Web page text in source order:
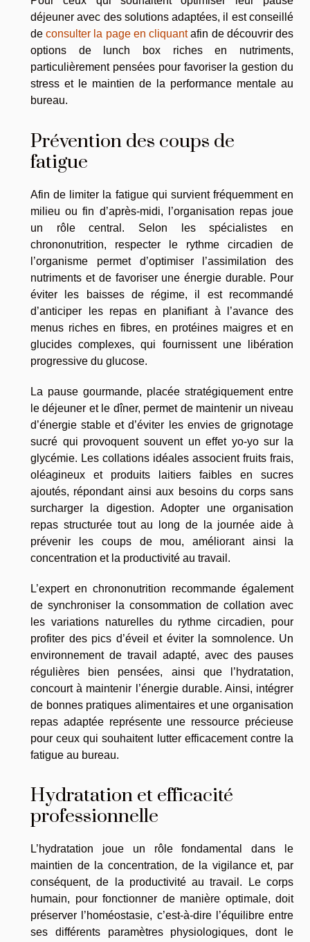
déjeuner avec des solutions adaptées, il est conseillé
deconsulter la page en cliquantafin de découvrir des
options de lunch box riches en nutriments,
particulièrement pensées pour favoriser la gestion du
stress et le maintien de la performance mentale au
bureau.
Prévention des coups de
fatigue
Afin de limiter la fatigue qui survient fréquemment en
milieu ou fin d’après-midi, l’organisation repas joue
un rôle central. Selon les spécialistes en
chrononutrition, respecter le rythme circadien de
l’organisme permet d’optimiser l’assimilation des
nutriments et de favoriser une énergie durable. Pour
éviter les baisses de régime, il est recommandé
d’anticiper les repas en planifiant à l’avance des
menus riches en fibres, en protéines maigres et en
glucides complexes, qui fournissent une libération
progressive du glucose.
La pause gourmande, placée stratégiquement entre
le déjeuner et le dîner, permet de maintenir un niveau
d’énergie stable et d’éviter les envies de grignotage
sucré qui provoquent souvent un effet yo-yo sur la
glycémie. Les collations idéales associent fruits frais,
oléagineux et produits laitiers faibles en sucres
ajoutés, répondant ainsi aux besoins du corps sans
surcharger la digestion. Adopter une organisation
repas structurée tout au long de la journée aide à
prévenir les coups de mou, améliorant ainsi la
concentration et la productivité au travail.
L’expert en chrononutrition recommande également
de synchroniser la consommation de collation avec
les variations naturelles du rythme circadien, pour
profiter des pics d’éveil et éviter la somnolence. Un
environnement de travail adapté, avec des pauses
régulières bien pensées, ainsi que l’hydratation,
concourt à maintenir l’énergie durable. Ainsi, intégrer
de bonnes pratiques alimentaires et une organisation
repas adaptée représente une ressource précieuse
pour ceux qui souhaitent lutter efficacement contre la
fatigue au bureau.
Hydratation et efficacité
professionnelle
L’hydratation joue un rôle fondamental dans le
maintien de la concentration, de la vigilance et, par
conséquent, de la productivité au travail. Le corps
humain, pour fonctionner de manière optimale, doit
préserver l’homéostasie, c’est-à-dire l’équilibre entre
ses différents paramètres physiologiques, dont le